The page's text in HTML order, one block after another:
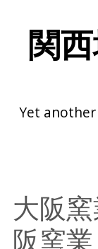
関
Yet another
大阪
阪窯